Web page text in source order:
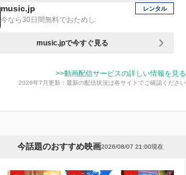
music.jp
今なら30日間無料でおためし
レンタル
music.jpで今すぐ見る
>>動画配信サービスの詳しい情報を見る
2026年7月更新：最新の配信状況は各サイトでご確認ください
今話題のおすすめ映画2026/08/07 21:00現在